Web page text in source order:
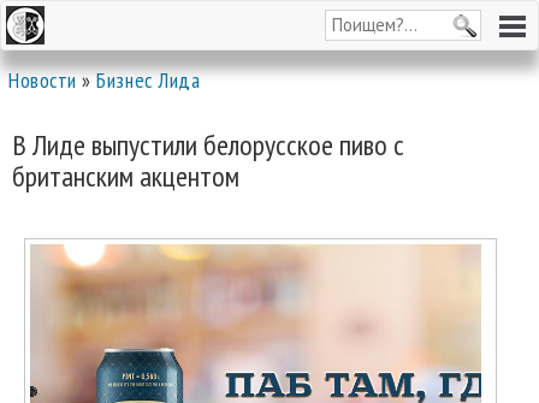
Новости»Бизнес Лида
В Лиде выпустили белорусское пиво с
британским акцентом